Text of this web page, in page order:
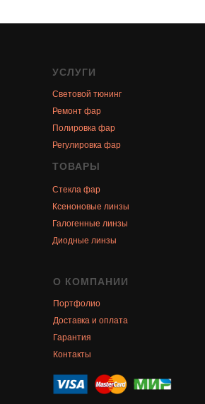
УСЛУГИ
Световой тюнинг
Ремонт фар
Полировка фар
Регулировка фар
ТОВАРЫ
Стекла фар
Ксеноновые линзы
Галогенные линзы
Диодные линзы
О КОМПАНИИ
Портфолио
Доставка и оплата
Гарантия
Контакты